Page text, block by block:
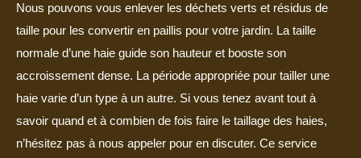
Nous pouvons vous enlever les déchets verts et résidus de
taille pour les convertir en paillis pour votre jardin. La taille
normale d’une haie guide son hauteur et booste son
accroissement dense. La période appropriée pour tailler une
haie varie d’un type à un autre. Si vous tenez avant tout à
savoir quand et à combien de fois faire le taillage des haies,
n’hésitez pas à nous appeler pour en discuter. Ce service